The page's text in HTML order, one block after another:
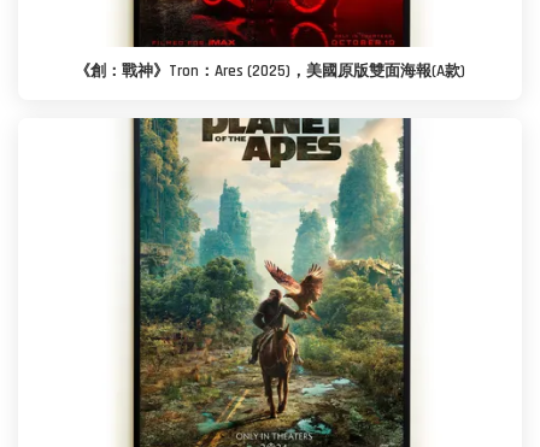
《創：戰神》Tron：Ares (2025)，美國原版雙面海報(A款)